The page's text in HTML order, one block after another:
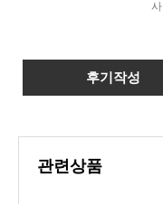
후기작성
관련상품